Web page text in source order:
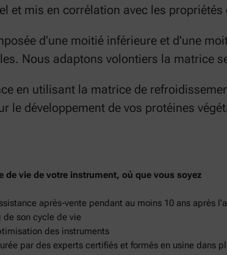
et mis en corrélation avec les
d'une moitié inférieure et d'une
Nous adaptons volontiers la matrice
en utilisant la matrice de
le développement de vos protéines
vie de votre instrument, où que vous soyez
après-vente pendant au moins 10 ans après
son cycle de vie
des instruments
par des experts certifiés et formés en usine dans